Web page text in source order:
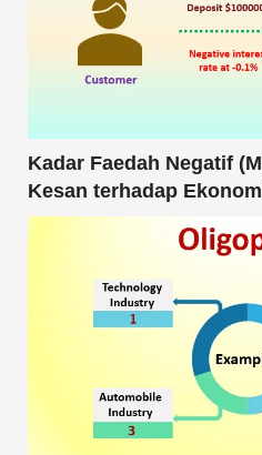
Kadar Faedah Negatif
Kesan terhadap